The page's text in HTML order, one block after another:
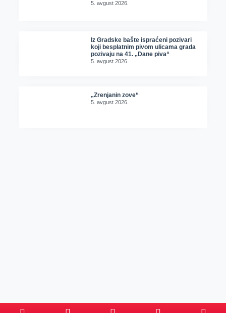
5. avgust 2026.
Iz Gradske bašte ispraćeni pozivari
koji besplatnim pivom ulicama grada
pozivaju na 41. „Dane piva“
5. avgust 2026.
„Zrenjanin zove“
5. avgust 2026.